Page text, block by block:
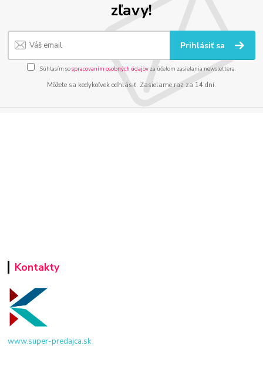
zľavy!
Prihlásiť sa
Súhlasím sospracovaním osobných údajov za účelom zasielania newslettera.
Môžete sa kedykoľvek odhlásiť. Zasielame raz za 14 dní.
Kontakty
www.super-predajca.sk